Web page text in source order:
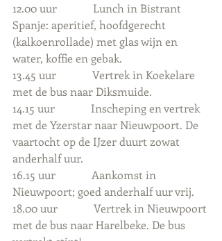
12.00 uur             Lunch in Bistrant
Spanje: aperitief, hoofdgerecht
(kalkoenrollade) met glas wijn en
water, koffie en gebak.
13.45 uur             Vertrek in Koekelare
met de bus naar Diksmuide.
14.15 uur             Inscheping en vertrek
met de Yzerstar naar Nieuwpoort. De
vaartocht op de IJzer duurt zowat
anderhalf uur.
16.15 uur             Aankomst in
Nieuwpoort; goed anderhalf uur vrij.
18.00 uur             Vertrek in Nieuwpoort
met de bus naar Harelbeke. De bus